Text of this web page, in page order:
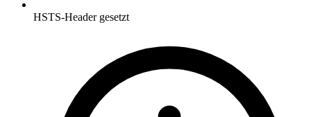
HSTS-Header gesetzt